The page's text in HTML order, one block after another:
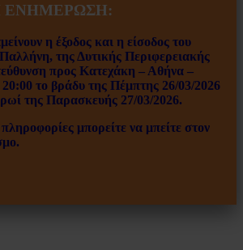
ΕΝΗΜΕΡΩΣΗ:
η έξοδος και η είσοδος του
της Δυτικής Περιφερειακής
προς Κατεχάκη – Αθήνα –
20:00 το βράδυ της Πέμπτης 26/03/2026
της Παρασκευής 27/03/2026.
μπορείτε να μπείτε στον